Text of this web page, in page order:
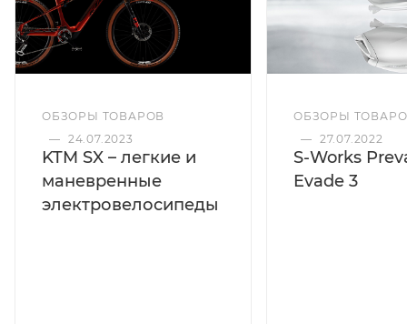
ОБЗОРЫ ТОВАРОВ
— 24.07.2023
KTM SX – легкие и
маневренные
электровелосипеды
ОБЗОРЫ
— 27.07.2022
S-Works
Evade 3